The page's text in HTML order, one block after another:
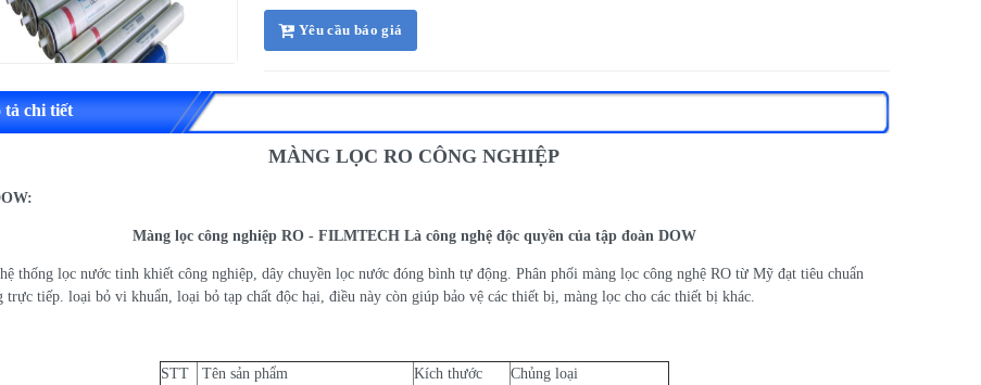
Yêu cầu báo giá
tả chi tiết
MÀNG LỌC RO CÔNG NGHIỆP
Màng lọc công nghiệp RO - FILMTECH Là công nghệ độc quyền của tập đoàn DOW
thống lọc nước tinh khiết công nghiệp, dây chuyền lọc nước đóng bình tự động. Phân phối màng lọc công nghệ RO từ Mỹ đạt tiêu chuẩn
trực tiếp. loại bỏ vi khuẩn, loại bỏ tạp chất độc hại, điều này còn giúp bảo vệ các thiết bị, màng lọc cho các thiết bị khác.
STT Tên sản phẩm Kích thước Chủng loại